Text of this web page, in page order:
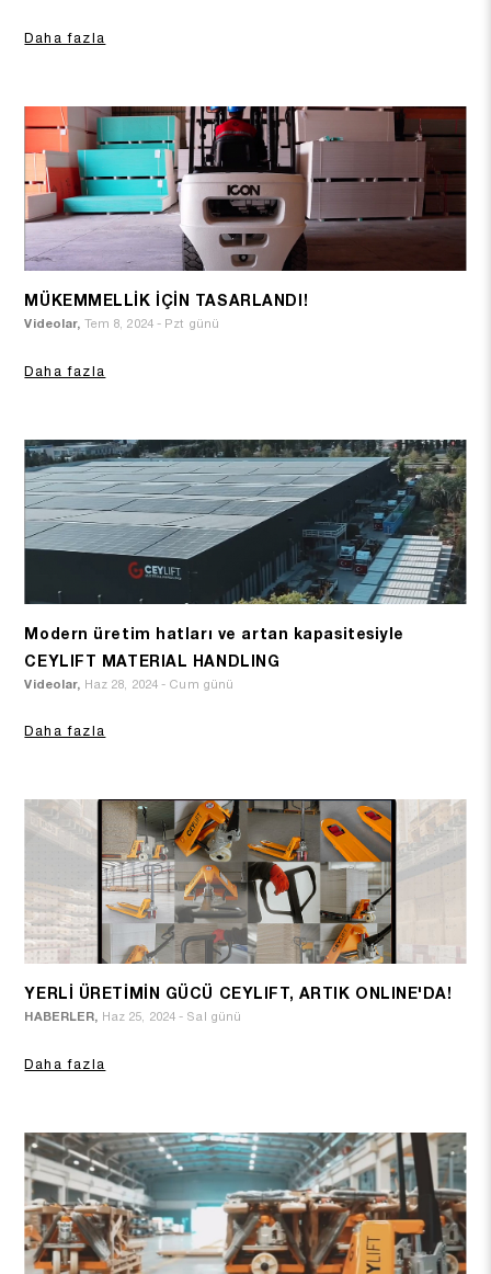
Daha fazla
MÜKEMMELLİK İÇİN TASARLANDI!
Videolar, Tem 8, 2024 - Pzt günü
Daha fazla
Modern üretim hatları ve artan kapasitesiyle
CEYLIFT MATERIAL HANDLING
Videolar, Haz 28, 2024 - Cum günü
Daha fazla
YERLİ ÜRETİMİN GÜCÜ CEYLIFT, ARTIK ONLINE'DA!
HABERLER, Haz 25, 2024 - Sal günü
Daha fazla